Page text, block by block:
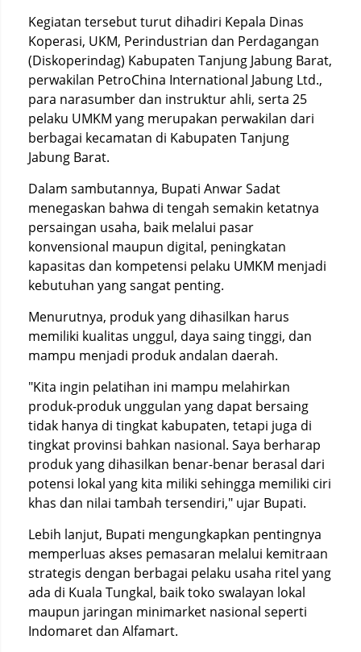
Kegiatan tersebut turut dihadiri Kepala Dinas
Koperasi, UKM, Perindustrian dan Perdagangan
(Diskoperindag) Kabupaten Tanjung Jabung Barat,
perwakilan PetroChina International Jabung Ltd.,
para narasumber dan instruktur ahli, serta 25
pelaku UMKM yang merupakan perwakilan dari
berbagai kecamatan di Kabupaten Tanjung
Jabung Barat.
Dalam sambutannya, Bupati Anwar Sadat
menegaskan bahwa di tengah semakin ketatnya
persaingan usaha, baik melalui pasar
konvensional maupun digital, peningkatan
kapasitas dan kompetensi pelaku UMKM menjadi
kebutuhan yang sangat penting.
Menurutnya, produk yang dihasilkan harus
memiliki kualitas unggul, daya saing tinggi, dan
mampu menjadi produk andalan daerah.
"Kita ingin pelatihan ini mampu melahirkan
produk-produk unggulan yang dapat bersaing
tidak hanya di tingkat kabupaten, tetapi juga di
tingkat provinsi bahkan nasional. Saya berharap
produk yang dihasilkan benar-benar berasal dari
potensi lokal yang kita miliki sehingga memiliki ciri
khas dan nilai tambah tersendiri," ujar Bupati.
Lebih lanjut, Bupati mengungkapkan pentingnya
memperluas akses pemasaran melalui kemitraan
strategis dengan berbagai pelaku usaha ritel yang
ada di Kuala Tungkal, baik toko swalayan lokal
maupun jaringan minimarket nasional seperti
Indomaret dan Alfamart.